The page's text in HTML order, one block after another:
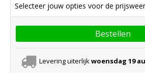
Selecteer jouw opties voor de
Bestellen
Levering uiterlijkwoensdag 19